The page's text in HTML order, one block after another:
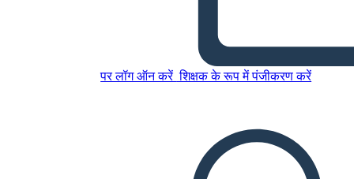
पर लॉग ऑन करें शिक्षक के रूप में पंजीकरण करें
इस स्टोरीबोर्ड को कॉपी करें
स्टोरीबोर्ड बनाएं
मुझे पढ़कर सुनाओ